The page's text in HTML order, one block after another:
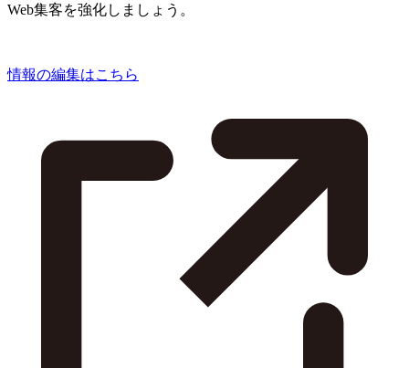
Web集客を強化しましょう。
情報の編集はこちら